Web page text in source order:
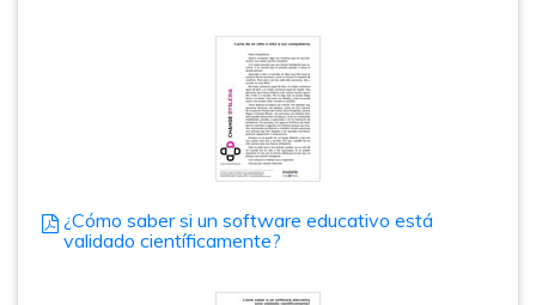
¿Cómo saber si un software educativo está
validado científicamente?